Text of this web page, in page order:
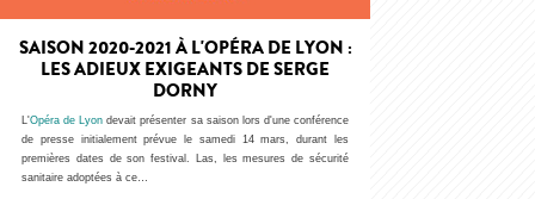
SAISON 2020-2021 À L'OPÉRA DE LYON :
LES ADIEUX EXIGEANTS DE SERGE
DORNY
L'Opéra de Lyon devait présenter sa saison lors d'une conférence
de presse initialement prévue le samedi 14 mars, durant les
premières dates de son festival. Las, les mesures de sécurité
sanitaire adoptées à ce…